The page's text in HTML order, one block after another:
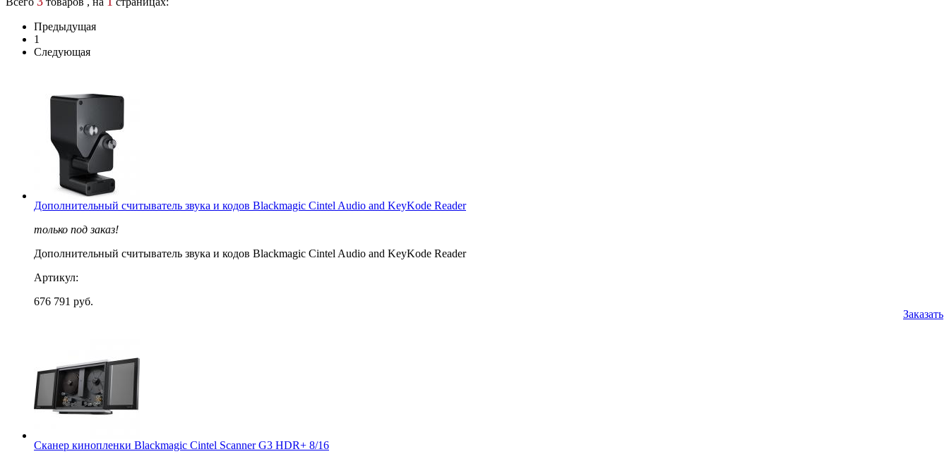
Предыдущая
1
Следующая
Дополнительный считыватель звука и кодов Blackmagic Cintel Audio and KeyKode Reader
только под заказ!
Дополнительный считыватель звука и кодов Blackmagic Cintel Audio and KeyKode Reader
Артикул:
676 791 руб.
Заказать
Сканер кинопленки Blackmagic Cintel Scanner G3 HDR+ 8/16